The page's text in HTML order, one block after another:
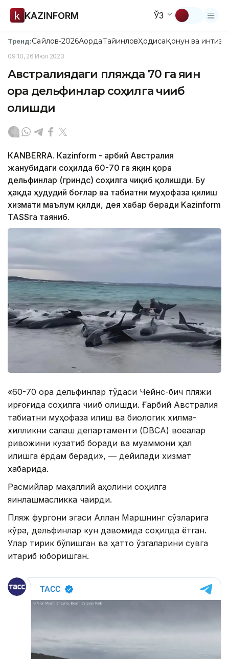
KAZINFORM ЎЗ
Тренд:Сайлов-2026АқордаТайинловҲодисаҚонун ва
09:10, 26 Июл 2023
Австралиядаги пляжда 70 га яқин
қора дельфинлар соҳилга чиқиб
қолишди
КАNBERRА. Кazinform - Ғарбий Австралия
жанубидаги соҳилда 60-70 га яқин қора
дельфинлар (гриндс) соҳилга чиқиб қолишди. Бу
ҳақда ҳудудий боғлар ва табиатни муҳофаза қилиш
хизмати маълум қилди, дея хабар беради Kazinform
ТАSSга таяниб.
«60-70 қора дельфинлар тўдаси Чейнс-бич пляжи
қирғоғида соҳилга чиқиб қолишди. Ғарбий Австралия
табиатни муҳофаза қилиш ва биологик хилма-
хилликни сақлаш департаменти (DBCA) воқеалар
ривожини кузатиб боради ва муаммони ҳал
қилишга ёрдам беради», — дейилади хизмат
хабарида.
Расмийлар маҳаллий аҳолини соҳилга
яқинлашмасликка чақирди.
Пляж фургони эгаси Аллан Маршнинг сўзларига
кўра, дельфинлар кун давомида соҳилда ётган.
Улар тирик бўлишган ва ҳатто ўзгаларини сувга
итариб юборишган.